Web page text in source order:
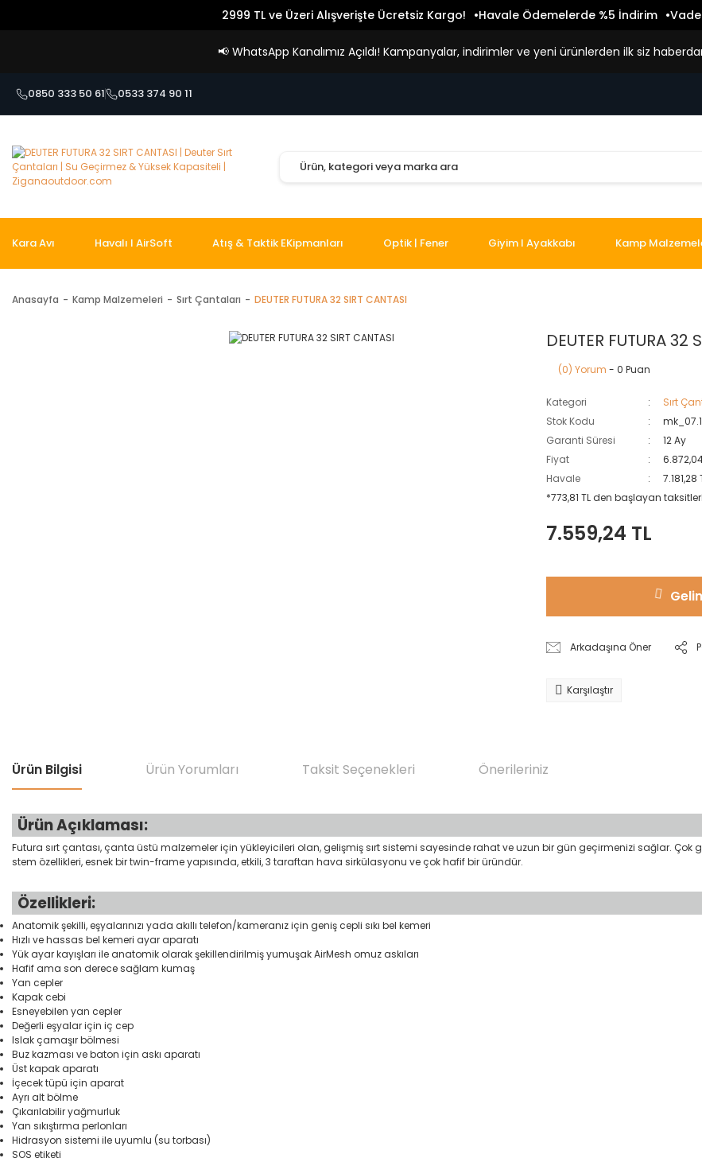
2999 TL ve Üzeri Alışverişte Ücretsiz Kargo! Havale Ödemelerde %5 İndirim Vade
📢 WhatsApp Kanalımız Açıldı! Kampanyalar, indirimler ve yeni ürünlerden ilk siz
0850 333 50 61 0533 374 90 11
Kara Avı Havalı I AirSoft Atış & Taktik EKipmanları Optik | Fener Giyim I Ayakkabı Kamp
Anasayfa Kamp Malzemeleri Sırt Çantaları DEUTER FUTURA 32 SIRT CANTASI
DEUTER FUTURA 32
(0) Yorum - 0 Puan
Kategori
Sırt
Stok Kodu
Garanti Süresi
12 Ay
Fiyat
Havale
*773,81 TL den başlayan
7.559,24 TL
Arkadaşına Öner
Karşılaştır
Ürün Bilgisi Ürün Yorumları Taksit Seçenekleri Önerileriniz
Ürün Açıklaması:
Futura sırt çantası, çanta üstü malzemeler için yükleyicileri olan, gelişmiş sırt sistemi sayesinde rahat ve uzun bir gün geçirmenizi sağlar. Çok
stem özellikleri, esnek bir twin-frame yapısında, etkili, 3 taraftan hava sirkülasyonu ve çok hafif bir üründür.
Özellikleri:
Anatomik şekilli, eşyalarınızı yada akıllı telefon/kameranız için geniş cepli sıkı bel kemeri
Hızlı ve hassas bel kemeri ayar aparatı
Yük ayar kayışları ile anatomik olarak şekillendirilmiş yumuşak AirMesh omuz askıları
Hafif ama son derece sağlam kumaş
Yan cepler
Kapak cebi
Esneyebilen yan cepler
Değerli eşyalar için iç cep
Islak çamaşır bölmesi
Buz kazması ve baton için askı aparatı
Üst kapak aparatı
İçecek tüpü için aparat
Ayrı alt bölme
Çıkarılabilir yağmurluk
Yan sıkıştırma perlonları
Hidrasyon sistemi ile uyumlu (su torbası)
SOS etiketi